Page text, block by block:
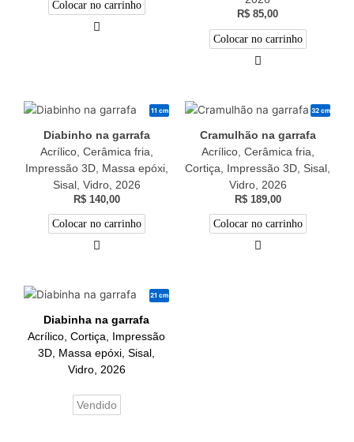
Colocar no carrinho
R$ 85,00
Colocar no carrinho
11 cm
Diabinho na garrafa
Acrílico, Cerâmica fria,
Impressão 3D, Massa epóxi,
Sisal, Vidro, 2026
R$140,00
Colocar no carrinho
32 cm
Cramulhão na garrafa
Acrílico, Cerâmica fria,
Cortiça, Impressão 3D, Sisal,
Vidro, 2026
R$189,00
Colocar no carrinho
21 cm
Diabinha na garrafa
Acrílico, Cortiça, Impressão
3D, Massa epóxi, Sisal,
Vidro, 2026
Vendido